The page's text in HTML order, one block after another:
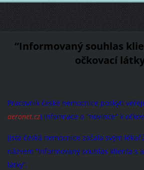
“Informovaný souhlas
očkovací
Pracovník české nemocnice poskytl
aeronet.cz) informace o "novince" k
Jistá česká nemocnice začala svým
názvem “Informovaný souhlas klienta s
látky”.